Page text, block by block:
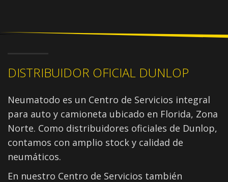
DISTRIBUIDOR OFICIAL DUNLOP
Neumatodo es un Centro de Servicios integral
para auto y camioneta ubicado en Florida, Zona
Norte. Como distribuidores oficiales de Dunlop,
contamos con amplio stock y calidad de
neumáticos.
En nuestro Centro de Servicios también